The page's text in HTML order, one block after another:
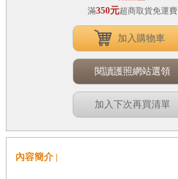
滿350元超商取貨免運費
加入購物車
閱讀護照網站選領
加入下次再買清單
內容簡介 |